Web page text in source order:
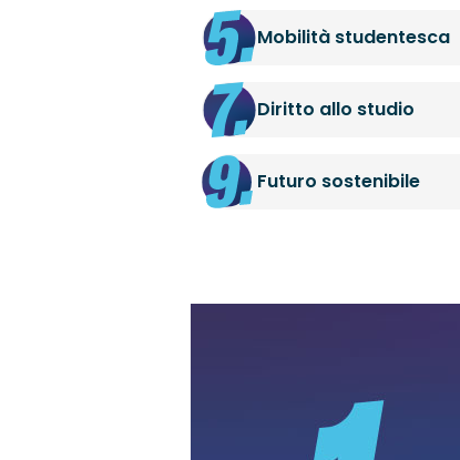
Mobilità studentesca
Diritto allo studio
Futuro sostenibile